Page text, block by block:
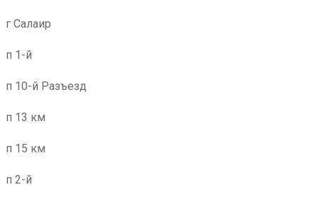
г Салаир
п 1-й
п 10-й Разъезд
п 13 км
п 15 км
п 2-й